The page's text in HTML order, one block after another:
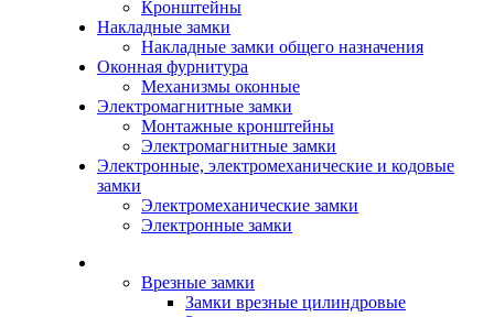
Кронштейны
Накладные замки
Накладные замки общего назначения
Оконная фурнитура
Механизмы оконные
Электромагнитные замки
Монтажные кронштейны
Электромагнитные замки
Электронные, электромеханические и кодовые
замки
Электромеханические замки
Электронные замки
Врезные замки
Замки врезные цилиндровые